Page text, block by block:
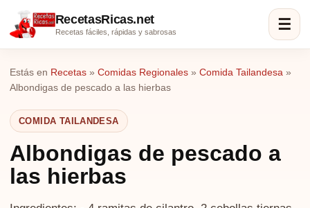
RecetasRicas.net
Recetas fáciles, rápidas y sabrosas ☰
Estás en Recetas » Comidas Regionales » Comida Tailandesa »
Albondigas de pescado a las hierbas
COMIDA TAILANDESA
Albondigas de pescado a
las hierbas